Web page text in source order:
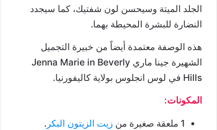
الجلد الميتة وسيحسن لون شفتيك، كما سيجدد
النضارة للبشرة المحيطة بهما.
هذه الوصفة معتمدة أيضاً من خبيرة التجميل
الشهيرة جينا ماري Jenna Marie in Beverly
Hills في لوس انجلوس بولاية كاليفورنيا.
المكونات:
1 ملعقة صغيرة من زيت الزيتون البكر .